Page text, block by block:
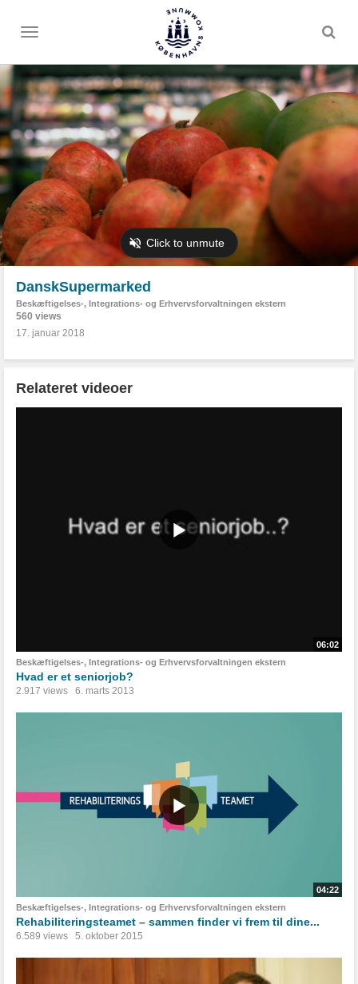
Toggle
DanskSupermarked
Beskæftigelses-, Integrations- og Erhvervsforvaltningen ekstern
560 views
17. januar 2018
Relateret videoer
06:02
Beskæftigelses-, Integrations- og Erhvervsforvaltningen ekstern
Hvad er et seniorjob?
2.917 views 6. marts 2013
04:22
Beskæftigelses-, Integrations- og Erhvervsforvaltningen ekstern
Rehabiliteringsteamet – sammen finder vi frem til dine...
6.589 views 5. oktober 2015